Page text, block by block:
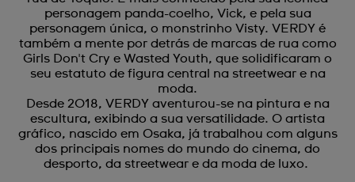
personagem panda-coelho, Vick, e pela sua
personagem única, o monstrinho Visty. VERDY é
também a mente por detrás de marcas de rua como
Girls Don't Cry e Wasted Youth, que solidificaram o
seu estatuto de figura central na streetwear e na
moda.
Desde 2018, VERDY aventurou-se na pintura e na
escultura, exibindo a sua versatilidade. O artista
gráfico, nascido em Osaka, já trabalhou com alguns
dos principais nomes do mundo do cinema, do
desporto, da streetwear e da moda de luxo.